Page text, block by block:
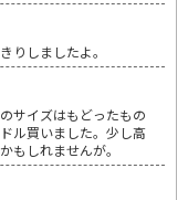
りしましたよ。
サイズはもどったもの
ル買いました。少し高
もしれませんが。